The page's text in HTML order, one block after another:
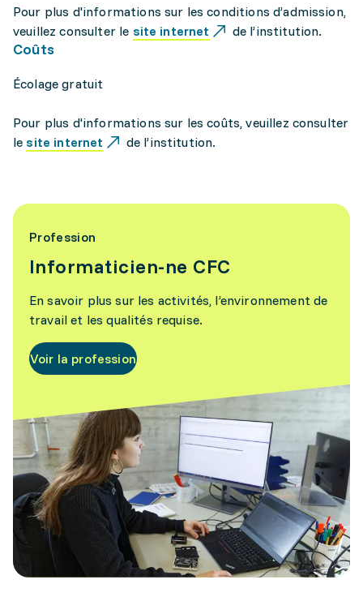
Pour plus d'informations sur les conditions d’admission,
veuillez consulter le site internet de l’institution.
Coûts
Écolage gratuit
Pour plus d'informations sur les coûts, veuillez consulter
le site internet de l’institution.
Profession
Informaticien-ne CFC
En savoir plus sur les activités, l’environnement de
travail et les qualités requise.
Voir la profession